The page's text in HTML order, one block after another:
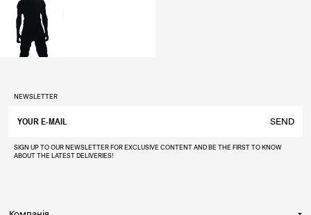
NEWSLETTER
SEND
SIGN UP TO OUR NEWSLETTER FOR EXCLUSIVE CONTENT AND BE THE FIRST TO KNOW
ABOUT THE LATEST DELIVERIES!